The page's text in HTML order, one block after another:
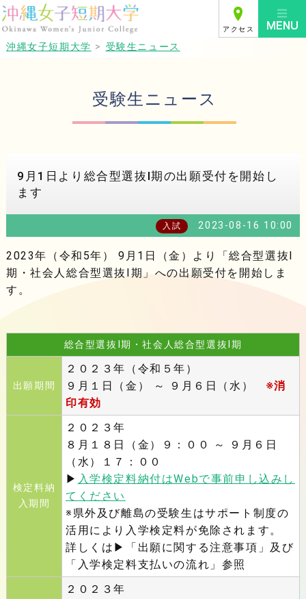
アクセス
沖縄女子短期大学 > 受験生ニュース
受験生ニュース
9月1日より総合型選抜Ⅰ期の出願受付を開始し
ます
入試 2023-08-16 10:00
2023年（令和5年） 9月1日（金）より「総合型選抜Ⅰ
期・社会人総合型選抜Ⅰ期」への出願受付を開始しま
す。
総合型選抜Ⅰ期・社会人総合型選抜Ⅰ期
出願期間
２０２３年（令和５年）
９月１日（金） ～
９月６日（水）
※消
印有効
検定料納
入期間
２０２３年
８月１８日（金）９：００ ～
９月６日
（水）１７：００
▶ 入学検定料納付はWebで事前申し込みし
てください
※県外及び離島の受験生はサポート制度の
活用により入学検定料が免除されます。
詳しくは▶「出願に関する注意事項」及び
「入学検定料支払いの流れ」参照
２０２３年